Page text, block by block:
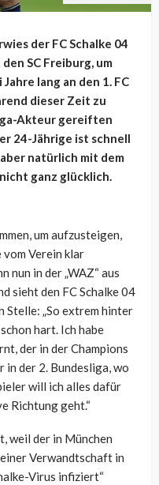
der FC Schalke 04
SC Freiburg, um
lang an den 1. FC
dieser Zeit zu
Akteur gereiften
24-Jährige ist schnell
natürlich mit dem
ganz glücklich.
um aufzusteigen,
vom Verein klar
nun in der „WAZ“ aus
sieht den FC Schalke 04
Stelle: „So extrem hinter
hart. Ich habe
der in der Champions
der 2. Bundesliga, wo
will ich alles dafür
Richtung geht.“
weil der in München
Verwandtschaft in
Virus infiziert“